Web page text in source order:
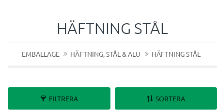
HÄFTNING STÅL
EMBALLAGE HÄFTNING, STÅL & ALU HÄFTNING STÅL
FILTRERA SORTERA